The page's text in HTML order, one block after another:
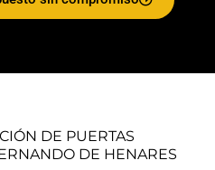
DE PUERTAS
DE HENARES